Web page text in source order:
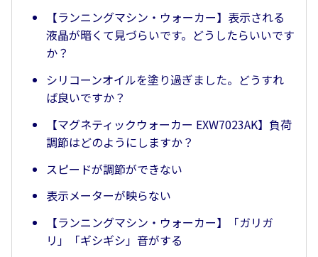
【ランニングマシン・ウォーカー】表示される
液晶が暗くて見づらいです。どうしたらいいです
か？
シリコーンオイルを塗り過ぎました。どうすれ
ば良いですか？
【マグネティックウォーカー EXW7023AK】負荷
調節はどのようにしますか？
スピードが調節ができない
表示メーターが映らない
【ランニングマシン・ウォーカー】「ガリガ
リ」「ギシギシ」音がする